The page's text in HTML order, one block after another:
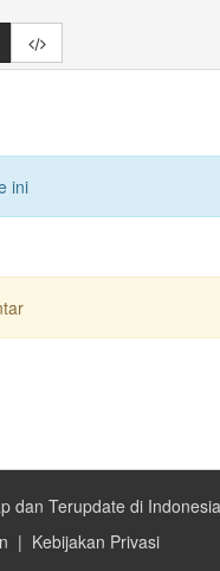
ini
dan Terupdate di Indonesia
| Kebijakan Privasi